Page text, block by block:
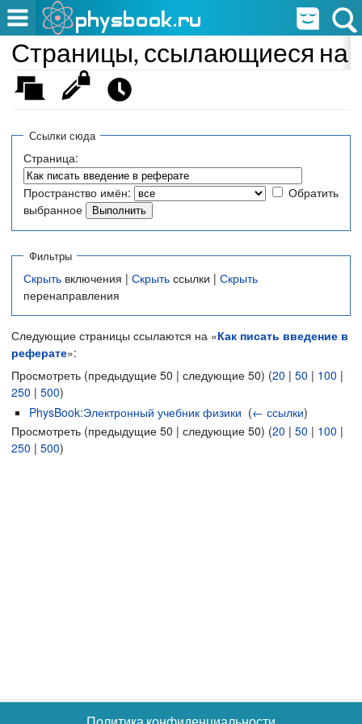
Страницы, ссылающиеся на
Ссылки сюда
Страница:
Пространство имён:
Обратить
выбранное
Фильтры
Скрыть включения | Скрыть ссылки | Скрыть
перенаправления
Следующие страницы ссылаются на «Как писать введение в
реферате»:
Просмотреть (предыдущие 50 | следующие 50) (20 | 50 | 100 |
250 | 500)
PhysBook:Электронный учебник физики (← ссылки)
Просмотреть (предыдущие 50 | следующие 50) (20 | 50 | 100 |
250 | 500)
Политика конфиденциальности